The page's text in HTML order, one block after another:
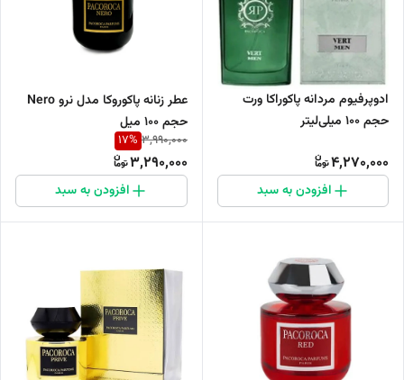
ادوپرفیوم مردانه پاکوراکا ورت
حجم 100 میلی‌لیتر
4,270,000
افزودن به سبد
عطر زنانه پاکوروکا مدل نرو Nero
حجم 100 میل
3,990,000
17%
3,290,000
افزودن به سبد